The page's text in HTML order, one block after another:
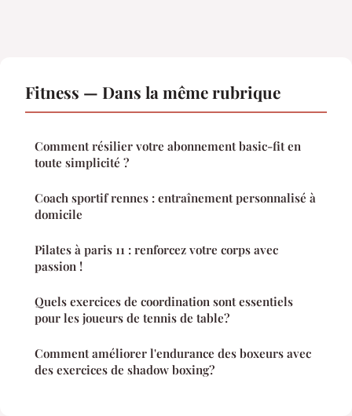
Fitness — Dans la même rubrique
Comment résilier votre abonnement basic-fit en
toute simplicité ?
Coach sportif rennes : entraînement personnalisé à
domicile
Pilates à paris 11 : renforcez votre corps avec
passion !
Quels exercices de coordination sont essentiels
pour les joueurs de tennis de table?
Comment améliorer l'endurance des boxeurs avec
des exercices de shadow boxing?